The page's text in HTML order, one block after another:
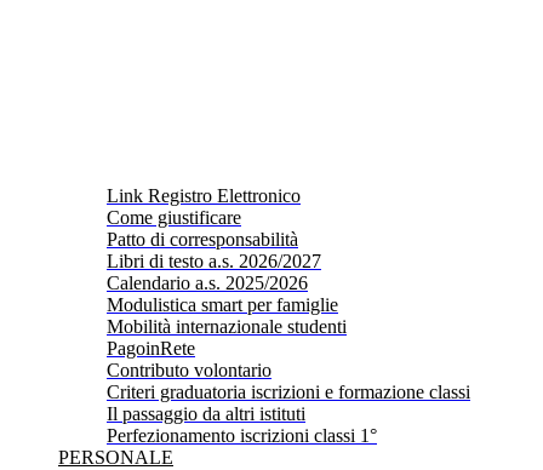
Link Registro Elettronico
Come giustificare
Patto di corresponsabilità
Libri di testo a.s. 2026/2027
Calendario a.s. 2025/2026
Modulistica smart per famiglie
Mobilità internazionale studenti
PagoinRete
Contributo volontario
Criteri graduatoria iscrizioni e formazione classi
Il passaggio da altri istituti
Perfezionamento iscrizioni classi 1°
PERSONALE